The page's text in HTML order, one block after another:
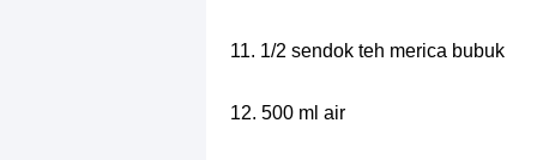
11. 1/2 sendok teh merica bubuk
12. 500 ml air